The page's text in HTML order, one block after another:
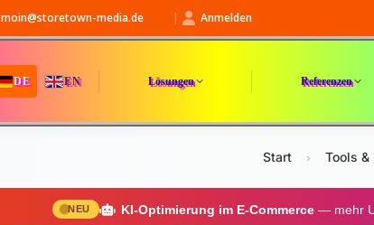
moin@storetown-media.de | Anmelden
DE EN Lösungen Referenzen
Start › Tools &
NEU KI-Optimierung im E-Commerce — mehr
✨